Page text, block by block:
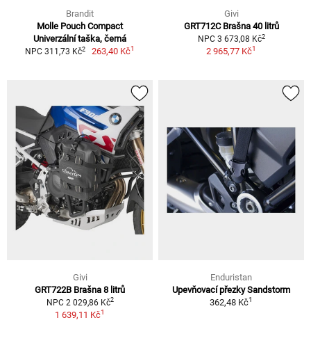
Brandit
Molle Pouch Compact
Univerzální taška, černá
NPC 311,73 Kč2 263,40 Kč1
Givi
GRT712C Brašna 40 litrů
NPC 3 673,08 Kč2
2 965,77 Kč1
Givi
GRT722B Brašna 8 litrů
NPC 2 029,86 Kč2
1 639,11 Kč1
Enduristan
Upevňovací přezky Sandstorm
362,48 Kč1